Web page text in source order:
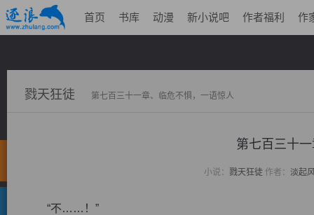
首页 书库 动漫 新小说吧 作者福利 作
戮天狂徒 第七百三十一章、临危不惧，一语惊人
第七百三十
小说： 戮天狂徒作者： 淡起
“不……！”